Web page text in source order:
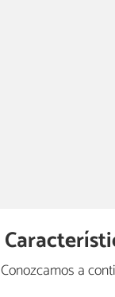
Conozcamos a